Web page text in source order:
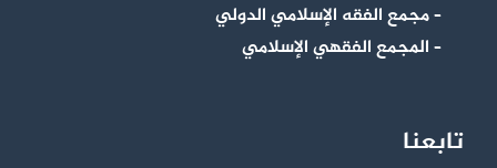
– مجمع الفقه الإسلامي الدولي
– المجمع الفقهي الإسلامي
تابعنا